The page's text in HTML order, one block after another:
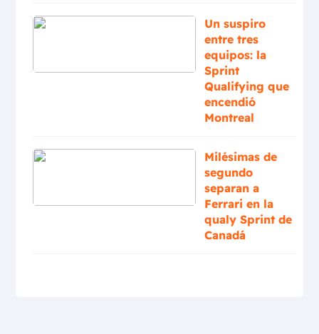
Un suspiro
entre tres
equipos: la
Sprint
Qualifying que
encendió
Montreal
Milésimas de
segundo
separan a
Ferrari en la
qualy Sprint de
Canadá